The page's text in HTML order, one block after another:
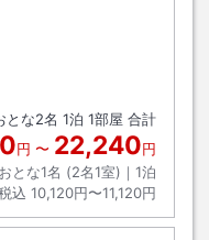
とな2名 1泊 1部屋 合計
円 〜 22,240円
おとな1名 (2名1室)｜ 1泊
込 10,120円〜11,120円